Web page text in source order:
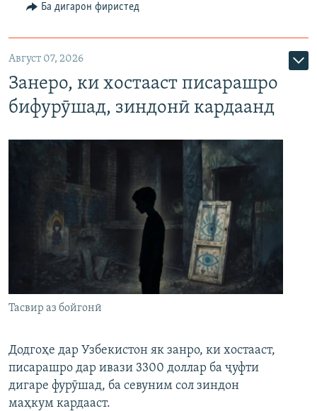
Ба дигарон фиристед
Август 07, 2026
Занеро, ки хостааст писарашро
бифурӯшад, зиндонӣ кардаанд
Тасвир аз бойгонӣ
Додгоҳе дар Узбекистон як занро, ки хостааст,
писарашро дар ивази 3300 доллар ба ҷуфти
дигаре фурӯшад, ба севуним сол зиндон
маҳкум кардааст.